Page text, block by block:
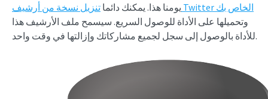
يومنا هذا. يمكنك دائما
تنزيل نسخة من أرشيف Twitter الخاص بك
وتحميلها على الأداة للوصول السريع. سيسمح ملف الأرشيف هذا
للأداة بالوصول إلى سجل لجميع مشاركاتك وإزالتها في وقت واحد.